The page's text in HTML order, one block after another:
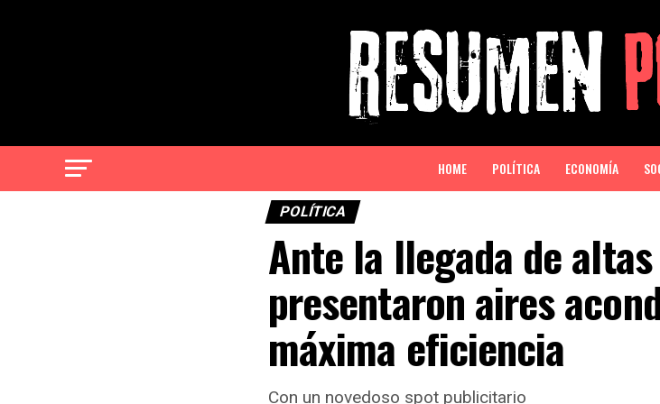
HOME POLÍTICA ECONOMÍA
POLÍTICA
Ante la llegada de
presentaron aires
máxima eficiencia
Con un novedoso spot publicitario